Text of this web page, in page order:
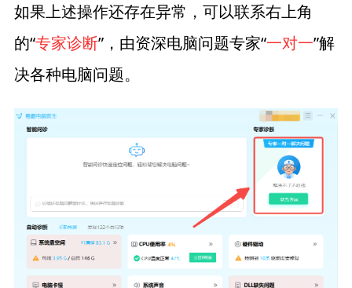
如果上述操作还存在异常，可以联系右上角
的“专家诊断”，由资深电脑问题专家“一对一”解
决各种电脑问题。